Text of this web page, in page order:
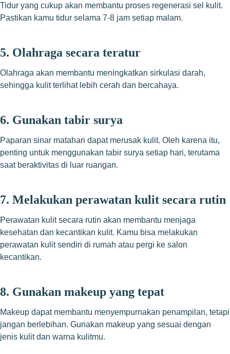
Tidur yang cukup akan membantu proses regenerasi sel kulit.
Pastikan kamu tidur selama 7-8 jam setiap malam.
5. Olahraga secara teratur
Olahraga akan membantu meningkatkan sirkulasi darah,
sehingga kulit terlihat lebih cerah dan bercahaya.
6. Gunakan tabir surya
Paparan sinar matahari dapat merusak kulit. Oleh karena itu,
penting untuk menggunakan tabir surya setiap hari, terutama
saat beraktivitas di luar ruangan.
7. Melakukan perawatan kulit secara rutin
Perawatan kulit secara rutin akan membantu menjaga
kesehatan dan kecantikan kulit. Kamu bisa melakukan
perawatan kulit sendiri di rumah atau pergi ke salon
kecantikan.
8. Gunakan makeup yang tepat
Makeup dapat membantu menyempurnakan penampilan, tetapi
jangan berlebihan. Gunakan makeup yang sesuai dengan
jenis kulit dan warna kulitmu.